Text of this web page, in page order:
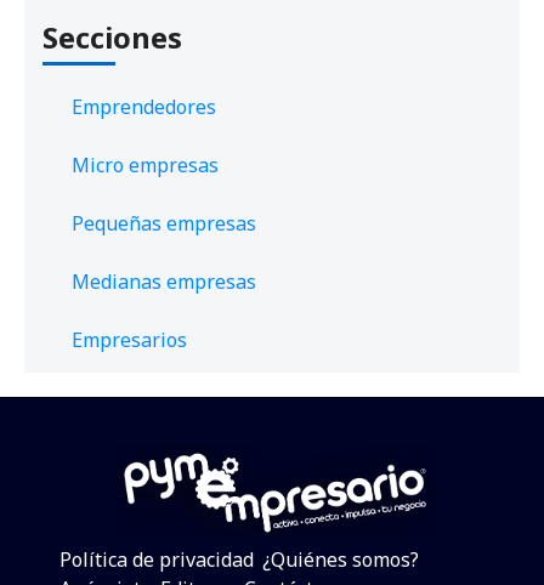
Secciones
Emprendedores
Micro empresas
Pequeñas empresas
Medianas empresas
Empresarios
Política de privacidad ¿Quiénes somos?